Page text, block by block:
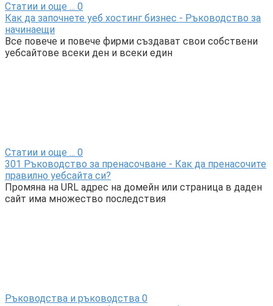
Статии и още ... 0
Как да започнете уеб хостинг бизнес - Ръководство за
начинаещи
Все повече и повече фирми създават свои собствени
уебсайтове всеки ден и всеки един
Статии и още ... 0
301 Ръководство за пренасочване - Как да пренасочите
правилно уебсайта си?
Промяна на URL адрес на домейн или страница в даден
сайт има множество последствия
Ръководства и ръководства 0